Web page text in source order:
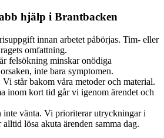
hjälp i Brantbacken
innan arbetet påbörjas. Tim- eller
omfattning.
felsökning minskar onödiga
inte bara symptomen.
står bakom våra metoder och material.
inom kort tid går vi igenom ärendet och
inte vänta. Vi prioriterar utryckningar i
lösa akuta ärenden samma dag.